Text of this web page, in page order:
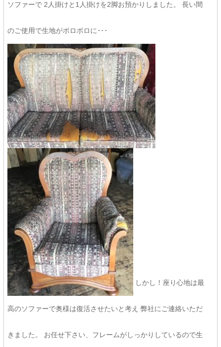
ソファーで 2人掛けと1人掛けを2脚お預かりしました。 長い間
のご使用で生地がボロボロに･･･
しかし！座り心地は最
高のソファーで奥様は復活させたいと考え 弊社にご連絡いただ
きました。 お任せ下さい、フレームがしっかりしているので生